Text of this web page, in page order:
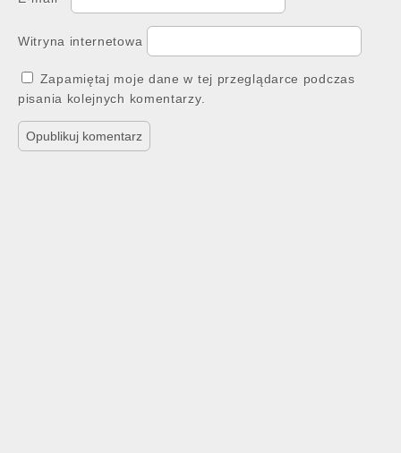
Witryna internetowa
Zapamiętaj moje dane w tej przeglądarce podczas
pisania kolejnych komentarzy.